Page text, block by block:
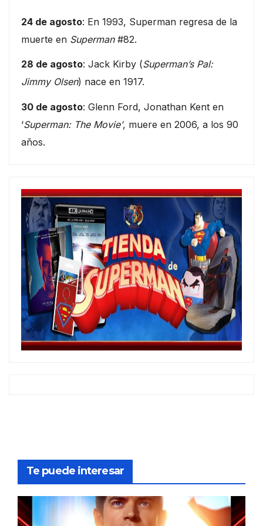
24 de agosto: En 1993, Superman regresa de la
muerte en Superman#82.
28 de agosto: Jack Kirby (Superman’s Pal:
Jimmy Olsen) nace en 1917.
30 de agosto: Glenn Ford, Jonathan Kent en
‘Superman: The Movie’, muere en 2006, a los 90
años.
Te puede interesar